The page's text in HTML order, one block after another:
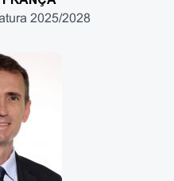
2025/2028